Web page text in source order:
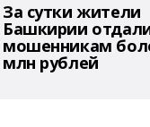
За сутки жители
Башкирии
мошенникам
млн рублей